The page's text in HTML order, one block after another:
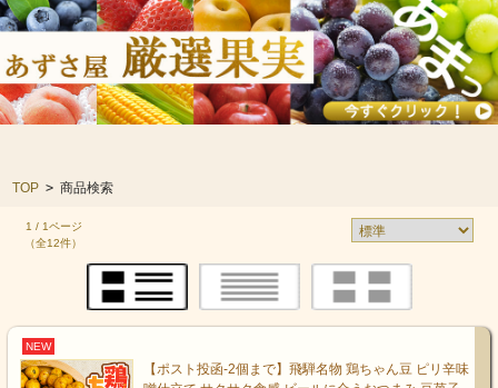
TOP > 商品検索
1 / 1ページ
（全12件）
NEW
【ポスト投函-2個まで】飛騨名物 鶏ちゃん豆 ピリ辛味